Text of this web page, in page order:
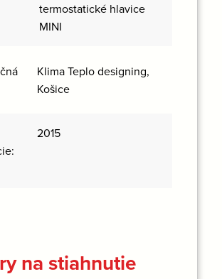
termostatické hlavice
MINI
Klima Teplo designing,
Košice
2015
na stiahnutie